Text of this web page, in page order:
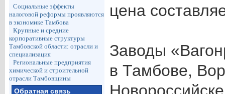
Социальные эффекты
налоговой реформы проявляются
в экономике Тамбова
Крупные и средние
корпоративные структуры
Тамбовской области: отрасли и
специализация
Региональные предприятия
химической и строительной
отрасли Тамбовщины
Обратная связь
цена
Заводы
в Тамбове,